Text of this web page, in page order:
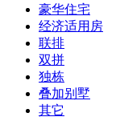
豪华住宅
经济适用房
联排
双拼
独栋
叠加别墅
其它